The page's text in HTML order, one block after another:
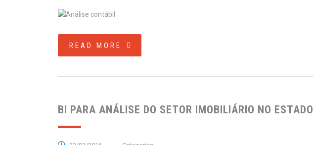
READ MORE
BI PARA ANÁLISE DO SETOR IMOBILIÁRIO NO ESTADO